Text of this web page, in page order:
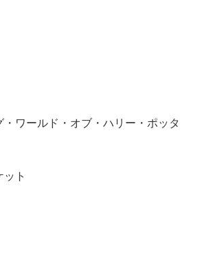
・ワールド・オブ・ハリー・ポッタ
ト